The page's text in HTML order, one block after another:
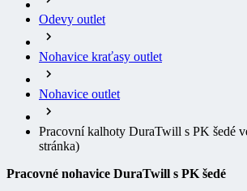
Nohavice kraťasy outlet
Nohavice outlet
Pracovní kalhoty DuraTwill s PK šedé
stránka)
Pracovné nohavice DuraTwill s PK šedé
ZĽAVA